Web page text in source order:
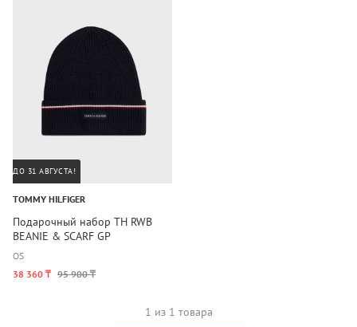
ДО 31 АВГУСТА!
TOMMY HILFIGER
Подарочный набор TH RWB
BEANIE & SCARF GP
OS
38 360 ₸ 95 900 ₸
1 из 1 товара